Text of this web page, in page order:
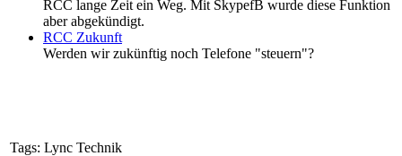
RCC lange Zeit ein Weg. Mit SkypefB wurde diese Funktion
aber abgekündigt.
RCC Zukunft
Werden wir zukünftig noch Telefone "steuern"?
Tags: Lync Technik